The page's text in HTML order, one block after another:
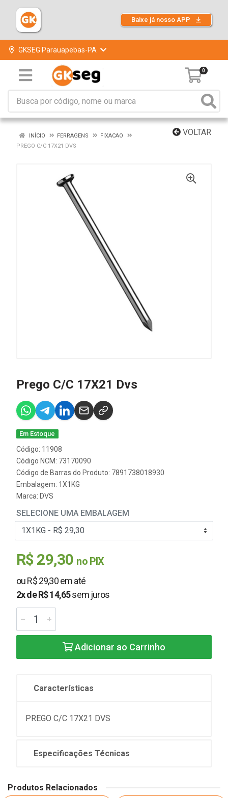
Baixe já nosso APP
GKSEG Parauapebas-PA
0
VOLTAR
INÍCIO FERRAGENS
FIXACAO
PREGO C/C 17X21 DVS
Prego C/C 17X21 Dvs
Em Estoque
Código: 11908
Código NCM: 73170090
Código de Barras do Produto: 7891738018930
Embalagem: 1X1KG
Marca: DVS
SELECIONE UMA EMBALAGEM
R$ 29,30 no PIX
ou R$ 29,30 em até
2x de R$ 14,65sem juros
Adicionar ao Carrinho
Características
PREGO C/C 17X21 DVS
Especificações Técnicas
Produtos Relacionados